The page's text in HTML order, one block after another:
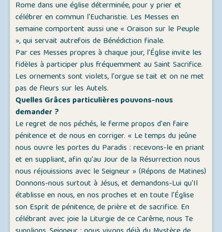
Rome dans une église déterminée, pour y prier et
célébrer en commun l'Eucharistie. Les Messes en
semaine comportent aussi une « Oraison sur le Peuple
», qui servait autrefois de Bénédiction finale.
Par ces Messes propres à chaque jour, l'Église invite les
fidèles à participer plus fréquemment au Saint Sacrifice.
Les ornements sont violets, l'orgue se tait et on ne met
pas de fleurs sur les Autels.
Quelles Grâces particulières pouvons-nous
demander ?
Le regret de nos péchés, le ferme propos d'en faire
pénitence et de nous en corriger. « Le temps du jeûne
nous ouvre les portes du Paradis : recevons-le en priant
et en suppliant, afin qu'au Jour de la Résurrection nous
nous réjouissions avec le Seigneur » (Répons de Matines)
Donnons-nous surtout à Jésus, et demandons-Lui qu'Il
établisse en nous, en nos proches et en toute l'Église
son Esprit de pénitence, de prière et de sacrifice. En
célébrant avec joie la Liturgie de ce Carême, nous Te